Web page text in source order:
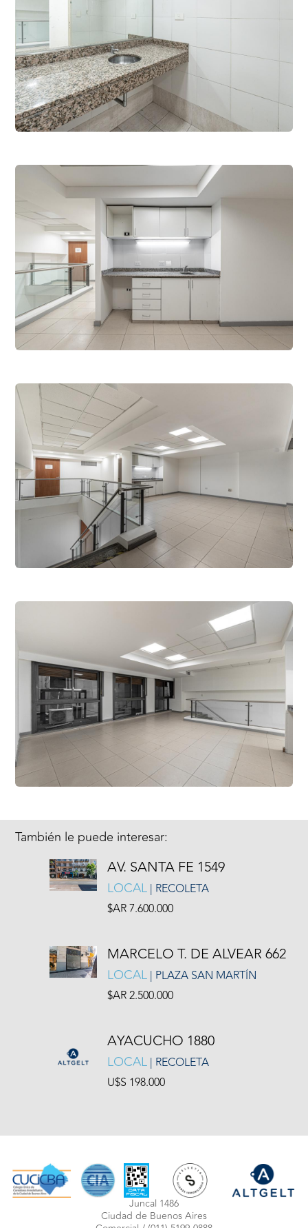
También le puede interesar:
AV. SANTA FE 1549
LOCAL | RECOLETA
$AR 7.600.000
MARCELO T. DE ALVEAR 662
LOCAL | PLAZA SAN MARTÍN
$AR 2.500.000
AYACUCHO 1880
LOCAL | RECOLETA
U$S 198.000
Juncal 1486
Ciudad de Buenos Aires